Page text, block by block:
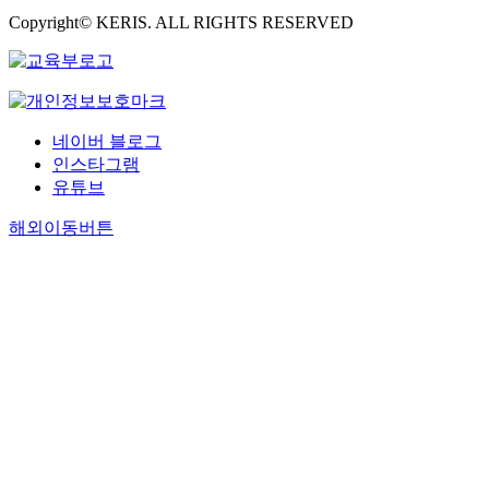
Copyright© KERIS. ALL RIGHTS RESERVED
네이버 블로그
인스타그램
유튜브
해외이동버튼